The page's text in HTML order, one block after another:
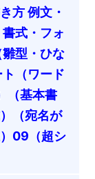
方 例文・
式・フォ
型・ひな
（ワード
（基本書
（宛名が
）09（超シ